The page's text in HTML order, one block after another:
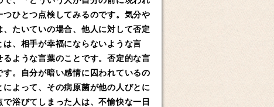
ひとつ点検してみるのです。気分や
たいていの場合、他人に対して否定
、相手が幸福にならないような言
ような言葉のことです。否定的な言
。自分が暗い感情に囚われているの
よって、その病原菌が他の人びとに
浴びてしまった人は、不愉快な一日